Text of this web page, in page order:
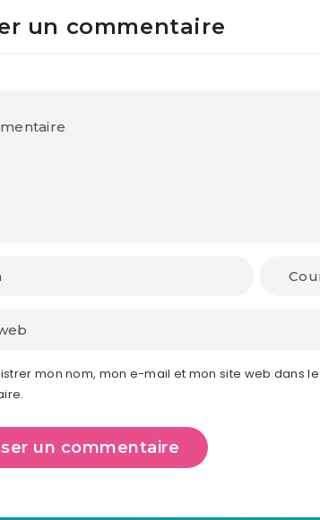
un commentaire
mon nom, mon e-mail et mon site web dans